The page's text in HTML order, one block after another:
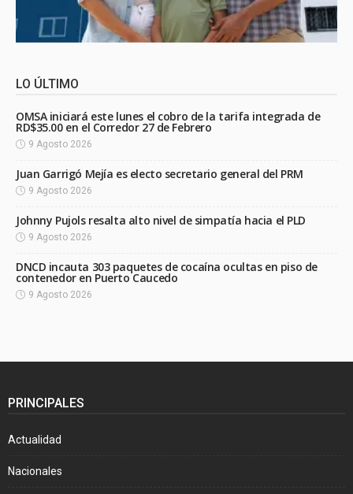
LO ÚLTIMO
OMSA iniciará este lunes el cobro de la tarifa integrada de
RD$35.00 en el Corredor 27 de Febrero
9 Agosto 2026
Juan Garrigó Mejía es electo secretario general del PRM
9 Agosto 2026
Johnny Pujols resalta alto nivel de simpatía hacia el PLD
9 Agosto 2026
DNCD incauta 303 paquetes de cocaína ocultas en piso de
contenedor en Puerto Caucedo
9 Agosto 2026
PRINCIPALES
Actualidad
Nacionales